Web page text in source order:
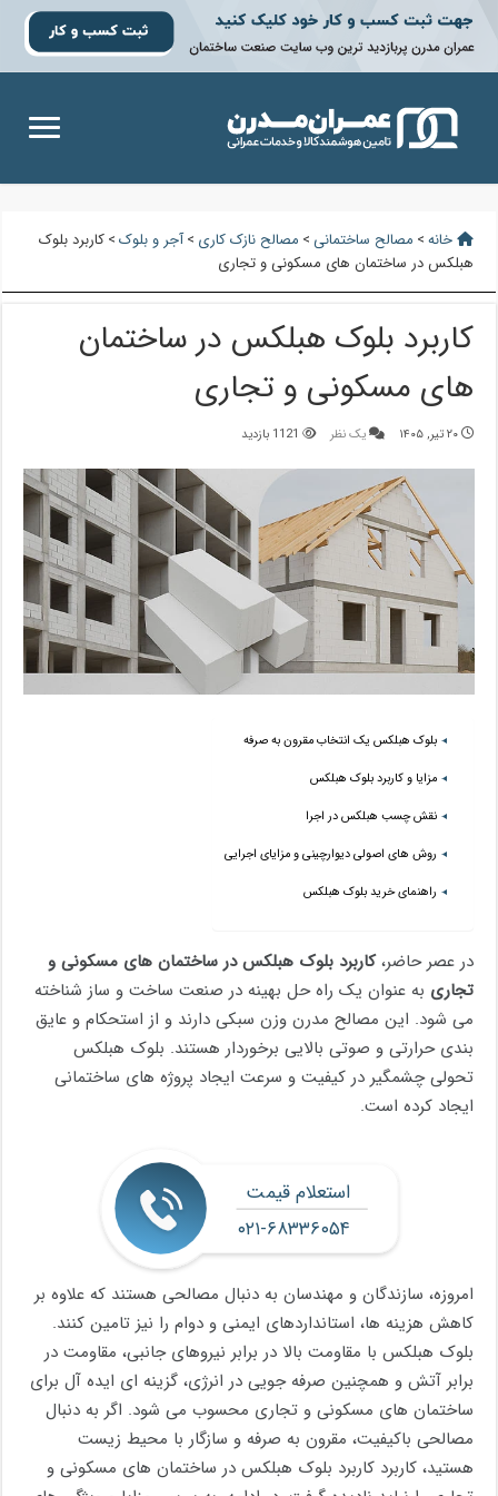
خانه> مصالح ساختمانی> مصالح نازک کاری > آجر و بلوک> کاربرد بلوک
هبلکس در ساختمان های مسکونی و تجاری
کاربرد بلوک هبلکس در ساختمان
های مسکونی و تجاری
۲۰ تیر, ۱۴۰۵ یک نظر 1121 بازدید
بلوک هبلکس یک انتخاب مقرون به صرفه
مزایا و کاربرد بلوک هبلکس
نقش چسب هبلکس در اجرا
روش های اصولی دیوارچینی و مزایای اجرایی
راهنمای خرید بلوک هبلکس
در عصر حاضر،کاربرد بلوک هبلکس در ساختمان های مسکونی و
تجاری به عنوان یک راه حل بهینه در صنعت ساخت و ساز شناخته
می شود. این مصالح مدرن وزن سبکی دارند و از استحکام و عایق
بندی حرارتی و صوتی بالایی برخوردار هستند. بلوک هبلکس
تحولی چشمگیر در کیفیت و سرعت ایجاد پروژه های ساختمانی
ایجاد کرده است.
استعلام قیمت
۰۲۱-۶۸۳۳۶۰۵۴
امروزه، سازندگان و مهندسان به دنبال مصالحی هستند که علاوه بر
کاهش هزینه ها، استانداردهای ایمنی و دوام را نیز تامین کنند.
بلوک هبلکس با مقاومت بالا در برابر نیروهای جانبی، مقاومت در
برابر آتش و همچنین صرفه جویی در انرژی، گزینه ای ایده آل برای
ساختمان های مسکونی و تجاری محسوب می شود. اگر به دنبال
مصالحی باکیفیت، مقرون به صرفه و سازگار با محیط زیست
هستید، کاربرد کاربرد بلوک هبلکس در ساختمان های مسکونی و